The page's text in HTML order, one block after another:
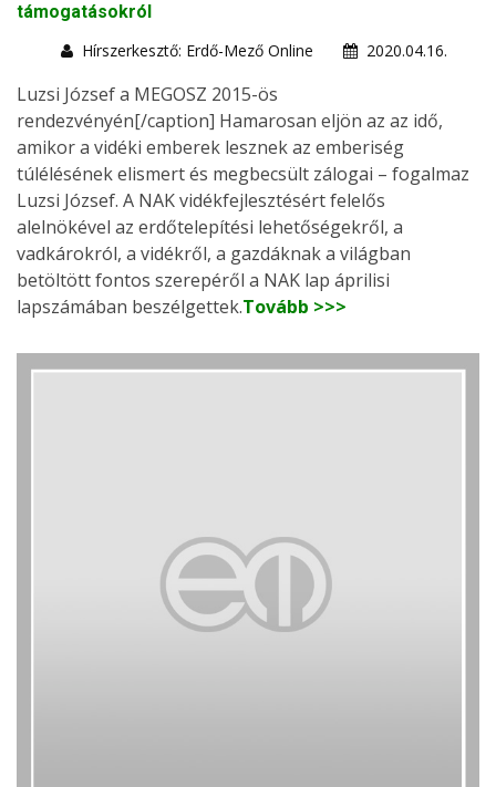
támogatásokról
Hírszerkesztő: Erdő-Mező Online
2020.04.16.
Luzsi József a MEGOSZ 2015-ös
rendezvényén[/caption] Hamarosan eljön az az idő,
amikor a vidéki emberek lesznek az emberiség
túlélésének elismert és megbecsült zálogai – fogalmaz
Luzsi József. A NAK vidékfejlesztésért felelős
alelnökével az erdőtelepítési lehetőségekről, a
vadkárokról, a vidékről, a gazdáknak a világban
betöltött fontos szerepéről a NAK lap áprilisi
lapszámában beszélgettek.Tovább >>>